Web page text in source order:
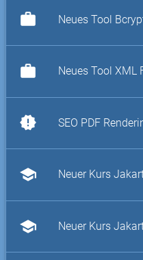
work Neues Tool
work Neues Tool XML
new_releases SEO PDF
school Neuer Kurs
school Neuer Kurs